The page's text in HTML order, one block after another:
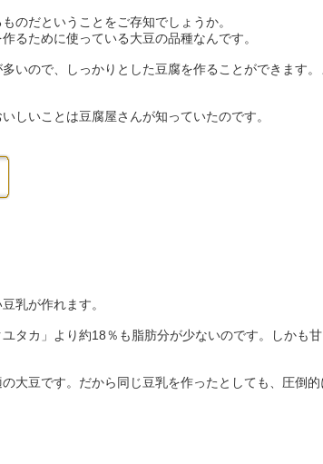
のだということをご存知でしょうか。
るために使っている大豆の品種なんです。
いので、しっかりとした豆腐を作ることができます
しいことは豆腐屋さんが知っていたのです。
乳が作れます。
タカ」より約18％も脂肪分が少ないのです。しかも
大豆です。だから同じ豆乳を作ったとしても、圧倒